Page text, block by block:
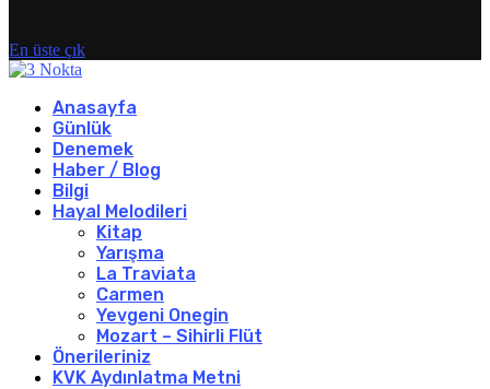
En üste çık
Anasayfa
Günlük
Denemek
Haber / Blog
Bilgi
Hayal Melodileri
Kitap
Yarışma
La Traviata
Carmen
Yevgeni Onegin
Mozart – Sihirli Flüt
Önerileriniz
KVK Aydınlatma Metni